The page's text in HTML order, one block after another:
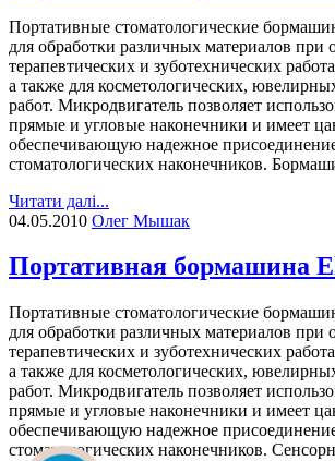
Портативные стоматологические
для обработки различных материалов при
терапевтических и зуботехнических
а также для косметологических,
работ. Микродвигатель позволяет
прямые и угловые наконечники и имеет
обеспечивающую надежное
стоматологических наконечников.
Читати далі...
04.05.2010 Олег Мышак
Портативная бормашина
Портативные стоматологические
для обработки различных материалов при
терапевтических и зуботехнических
а также для косметологических,
работ. Микродвигатель позволяет
прямые и угловые наконечники и имеет
обеспечивающую надежное
стоматологических наконечников.